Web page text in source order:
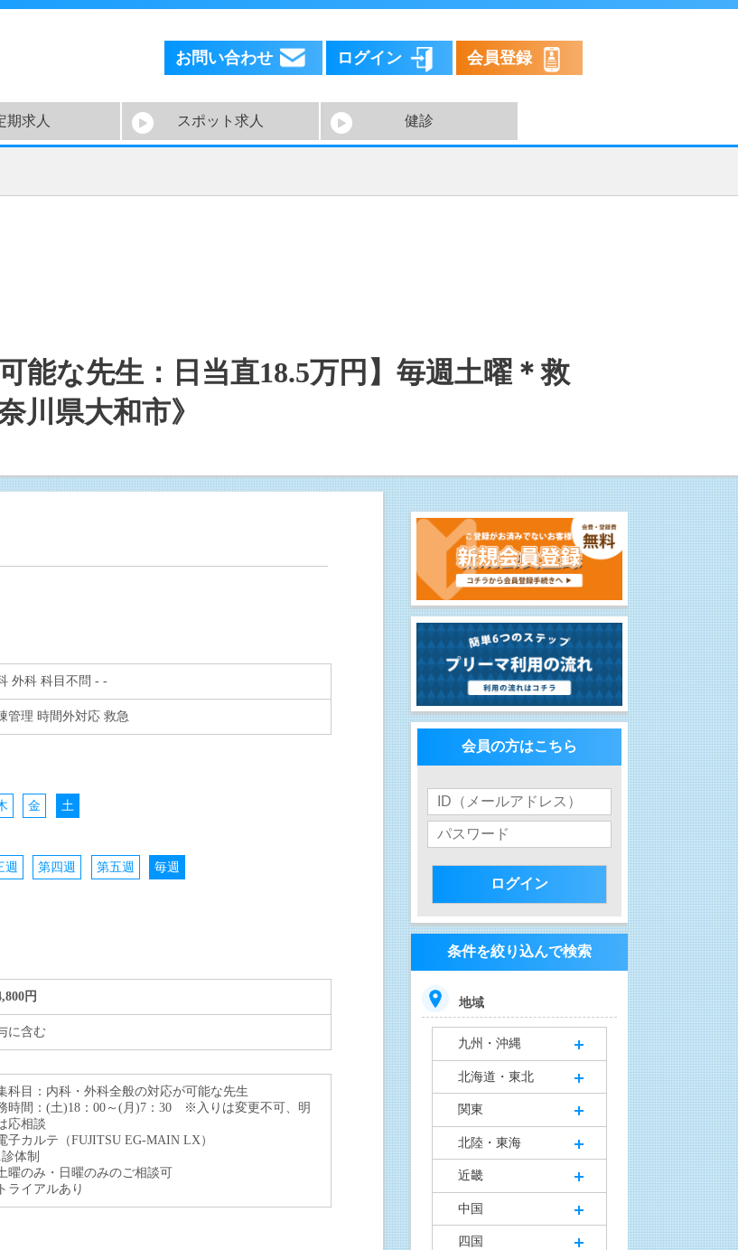
お問い合わせ ログイン 会員登録
期求人 スポット求人 健診
能な先生：日当直18.5万円】毎週土曜＊救
川県大和市》
外科 科目不問 - -
管理 時間外対応 救急
金 土
週 第四週 第五週 毎週
円
に含む
科目：内科・外科全般の対応が可能な先生
時間：(土)18：00～(月)7：30 ※入りは変更不可、明
応相談
子カルテ（FUJITSU EG-MAIN LX）
診体制
曜のみ・日曜のみのご相談可
ライアルあり
会員の方はこちら
条件を絞り込んで検索
地域
九州・沖縄
北海道・東北
関東
北陸・東海
近畿
中国
四国